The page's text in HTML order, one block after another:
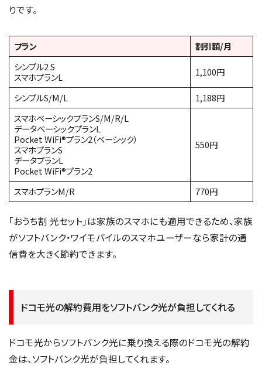
りです。
プラン
割引額/月
シンプル2 S
スマホプランL
1,100円
シンプルS/M/L
1,188円
スマホベーシックプランS/M/R/L
データベーシックプランL
Pocket WiFi®プラン2（ベーシック）
スマホプランS
データプランL
Pocket WiFi®プラン2
550円
スマホプランM/R 770円
「おうち割 光セット」は家族のスマホにも適用できるため、家族
がソフトバンク・ワイモバイルのスマホユーザーなら家計の通
信費を大きく節約できます。
ドコモ光の解約費用をソフトバンク光が負担してくれる
ドコモ光からソフトバンク光に乗り換える際のドコモ光の解約
金は、ソフトバンク光が負担してくれます。